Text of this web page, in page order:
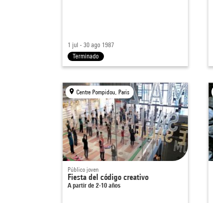
1 jul - 30 ago 1987
Terminado
Centre Pompidou, Paris
Público joven
Fiesta del código creativo
A partir de 2-10 años